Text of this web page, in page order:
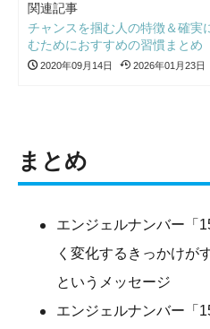
関連記事
チャンスを掴む人の特徴＆確実
むためにおすすめの習慣まとめ
2020年09月14日 2026年01月23日
まとめ
エンジェルナンバー「
く変化するきっかけが
というメッセージ
エンジェルナンバー「